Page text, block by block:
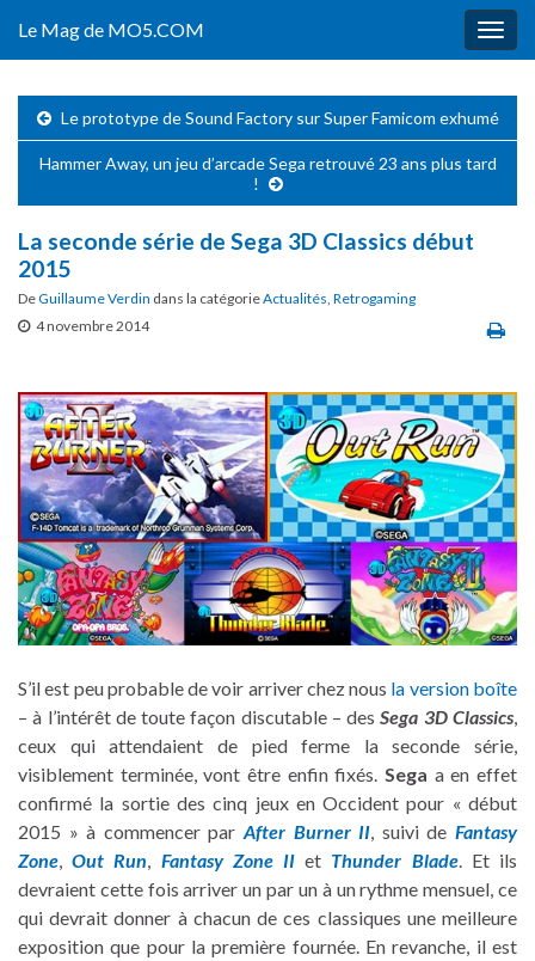
Le Mag de MO5.COM
Le prototype de Sound Factory sur Super Famicom exhumé
Hammer Away, un jeu d’arcade Sega retrouvé 23 ans plus tard
!
La seconde série de Sega 3D Classics début
2015
DeGuillaume Verdin dans la catégorieActualités, Retrogaming
4 novembre 2014
S’il est peu probable de voir arriver chez nous la version boîte
– à l’intérêt de toute façon discutable – desSega 3D Classics,
ceux qui attendaient de pied ferme la seconde série,
visiblement terminée, vont être enfin fixés. Sega a en effet
confirmé la sortie des cinq jeux en Occident pour « début
2015 » à commencer par After Burner II, suivi deFantasy
Zone,Out Run, Fantasy Zone II et Thunder Blade. Et ils
devraient cette fois arriver un par un à un rythme mensuel, ce
qui devrait donner à chacun de ces classiques une meilleure
exposition que pour la première fournée. En revanche, il est